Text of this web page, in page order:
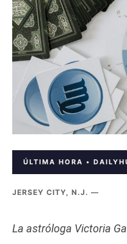
ÚLTIMA HORA •
JERSEY CITY, N.J. —
La astróloga Victoria